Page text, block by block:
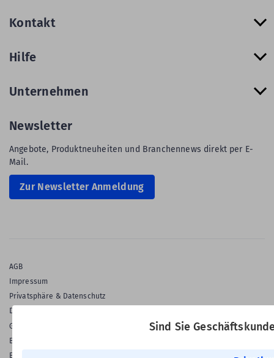
Sind Sie
Kontakt
Hilfe
Unternehmen
Newsletter
Angebote, Produktneuheiten und Branchennews direkt per E-
Mail.
Zur Newsletter Anmeldung
AGB
Impressum
Privatsphäre & Datenschutz
Datenschutz-Einstellungen
Gewährleistung
Barrierefreiheitserklärung
English Language